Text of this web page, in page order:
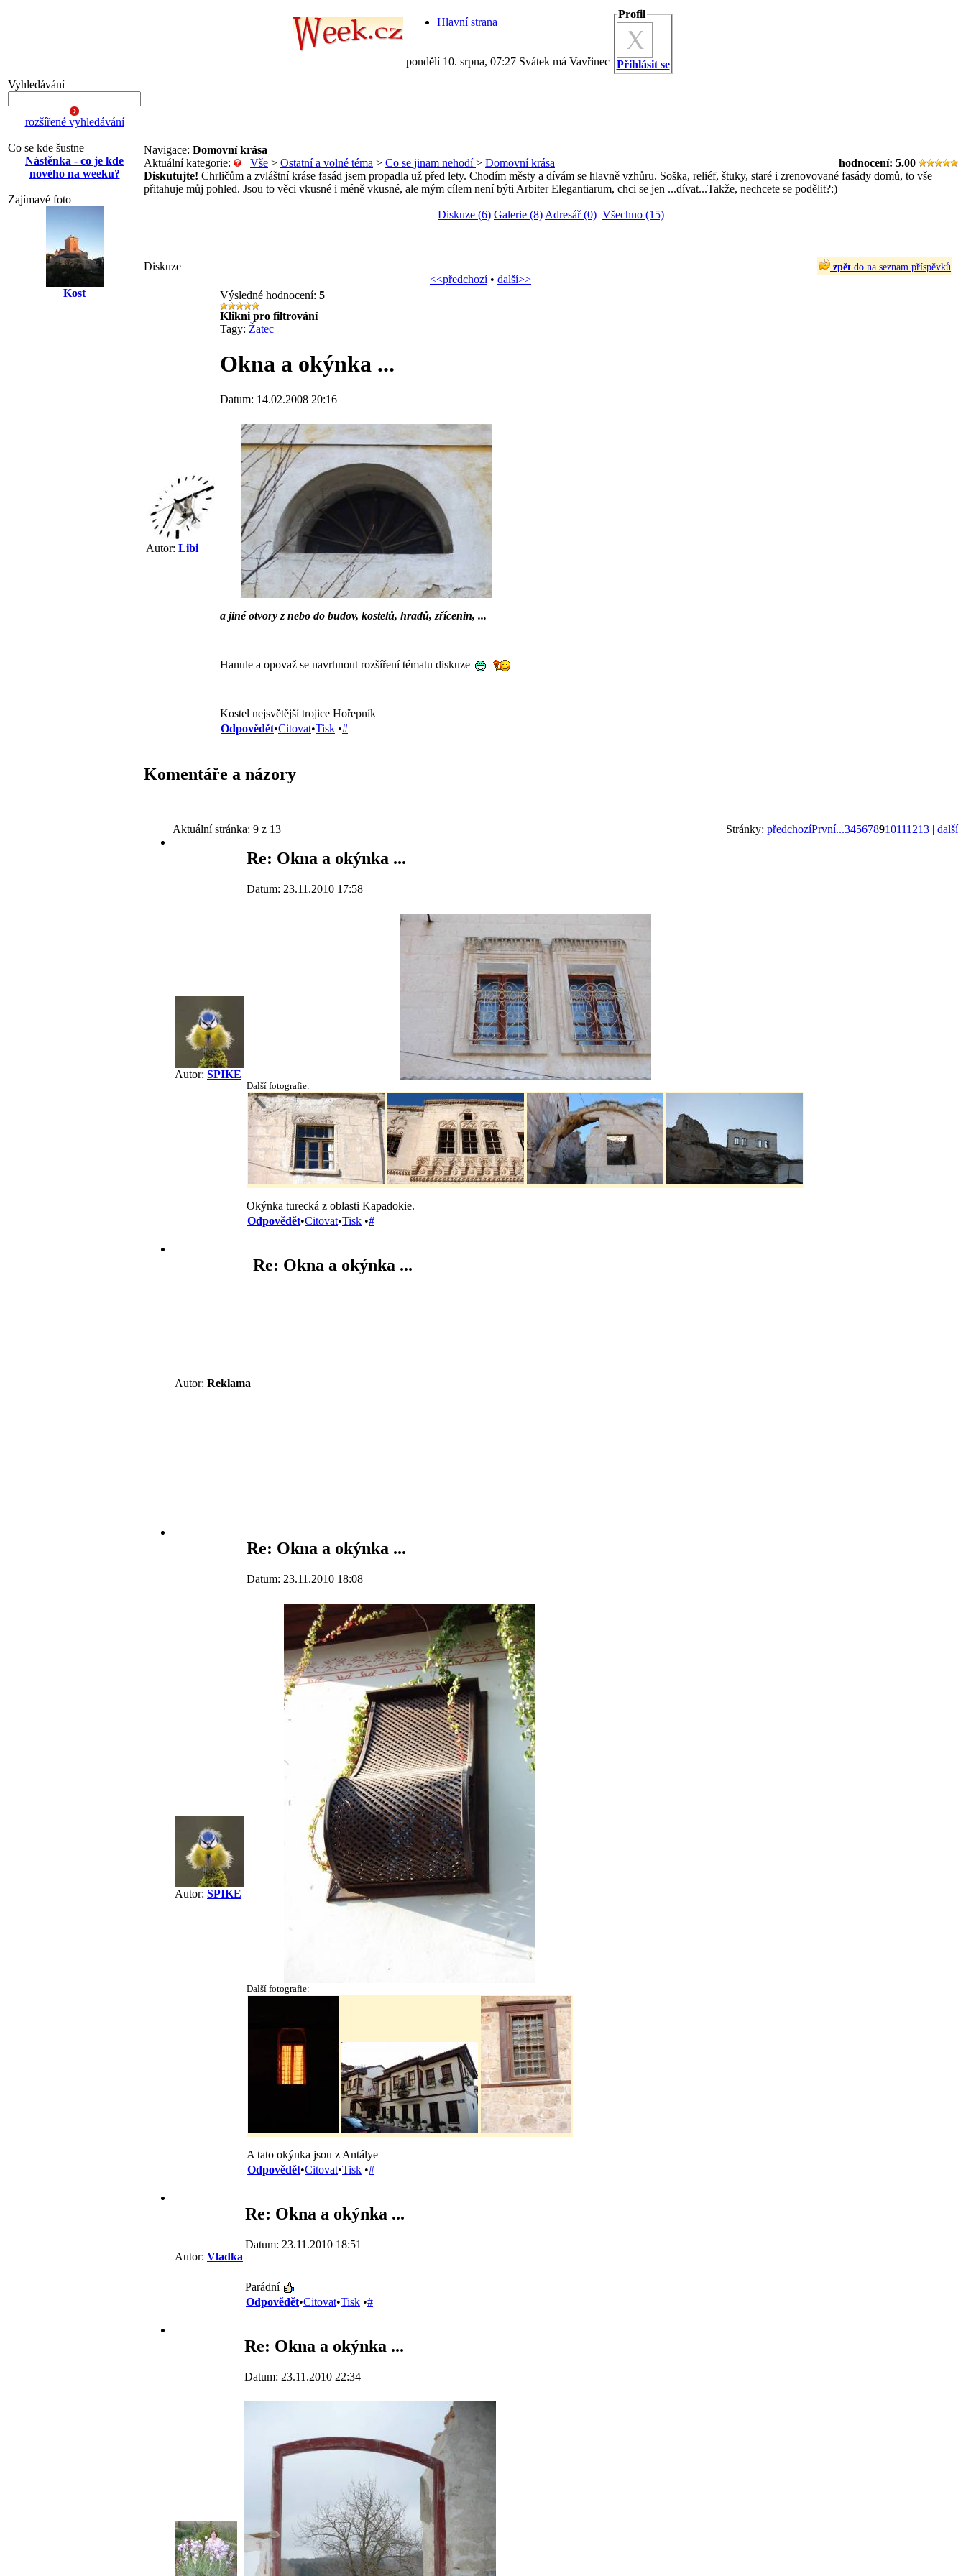
Hlavní strana
pondělí 10. srpna, 07:27 Svátek má Vavřinec
Profil
Přihlásit se
Vyhledávání
rozšířené vyhledávání
Co se kde šustne
Nástěnka - co je kde
nového na weeku?
Zajímavé foto
Kost
Navigace: Domovní krása
hodnocení: 5.00
Aktuální kategorie: Vše > Ostatní a volné téma > Co se jinam nehodí> Domovní krása
Diskutujte! Chrličům a zvláštní kráse fasád jsem propadla už před lety. Chodím městy a dívám se hlavně vzhůru. Soška, reliéf, štuky, staré i zrenovované fasády domů, to vše
přitahuje můj pohled. Jsou to věci vkusné i méně vkusné, ale mým cílem není býti Arbiter Elegantiarum, chci se jen ...dívat...Takže, nechcete se podělit?:)
Diskuze (6) Galerie (8) Adresář (0) Všechno (15)
zpět do na seznam příspěvků
Diskuze
<<předchozí• další>>
Autor: Libi
Výsledné hodnocení: 5
Klikni pro filtrování
Tagy: Žatec
Okna a okýnka ...
Datum: 14.02.2008 20:16
a jiné otvory z nebo do budov, kostelů, hradů, zřícenin, ...
Hanule a opovaž se navrhnout rozšíření tématu diskuze
Kostel nejsvětější trojice Hořepník
Odpovědět•Citovat•Tisk •#
Komentáře a názory
Stránky: předchozíPrvní...345678910111213 | další
Aktuální stránka: 9 z 13
Autor: SPIKE
Re: Okna a okýnka ...
Datum: 23.11.2010 17:58
Další fotografie:
Okýnka turecká z oblasti Kapadokie.
Odpovědět•Citovat•Tisk •#
Autor: Reklama
Re: Okna a okýnka ...
Autor: SPIKE
Re: Okna a okýnka ...
Datum: 23.11.2010 18:08
Další fotografie:
A tato okýnka jsou z Antálye
Odpovědět•Citovat•Tisk •#
Autor: Vladka
Re: Okna a okýnka ...
Datum: 23.11.2010 18:51
Parádní
Odpovědět•Citovat•Tisk •#
Re: Okna a okýnka ...
Datum: 23.11.2010 22:34